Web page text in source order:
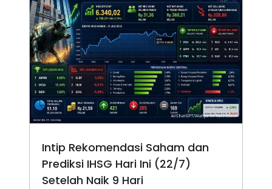
Intip Rekomendasi Saham dan
Prediksi IHSG Hari Ini (22/7)
Setelah Naik 9 Hari